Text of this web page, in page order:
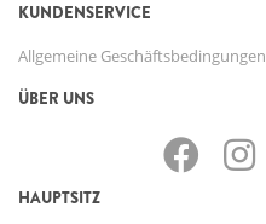
KUNDENSERVICE
Allgemeine Geschäftsbedingungen
ÜBER UNS
HAUPTSITZ